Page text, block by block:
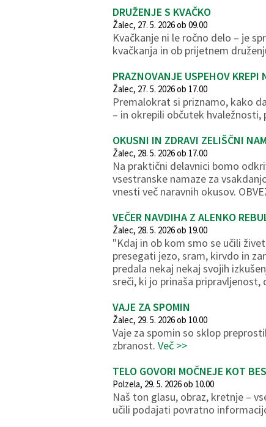
DRUŽENJE S KVAČKO
Žalec, 27. 5. 2026 ob 09.00
Kvačkanje ni le ročno delo – je
kvačkanja in ob prijetnem
PRAZNOVANJE USPEHOV
Žalec, 27. 5. 2026 ob 17.00
Premalokrat si priznamo, kako
– in okrepili občutek
OKUSNI IN ZDRAVI ZELIŠČNI
Žalec, 28. 5. 2026 ob 17.00
Na praktični delavnici bomo
vsestranske namaze za
vnesti več naravnih okusov.
VEČER NAVDIHA Z ALENKO
Žalec, 28. 5. 2026 ob 19.00
"Kdaj in ob kom smo se učili
presegati jezo, sram, kirvdo in
predala nekaj nekaj svojih
sreči, ki jo prinaša
VAJE ZA SPOMIN
Žalec, 29. 5. 2026 ob 10.00
Vaje za spomin so sklop
zbranost.Več >>
TELO GOVORI MOČNEJE KOT
Polzela, 29. 5. 2026 ob 10.00
Naš ton glasu, obraz, kretnje –
učili podajati povratno